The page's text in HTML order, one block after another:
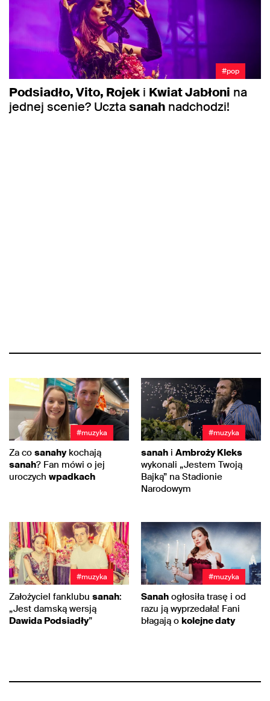
#pop
Podsiadło, Vito, Rojek i Kwiat Jabłoni na
jednej scenie? Ucztasanah nadchodzi!
#muzyka
Za co sanahykochają
sanah? Fan mówi o jej
uroczych wpadkach
#muzyka
sanah i Ambroży Kleks
wykonali „Jestem Twoją
Bajką” na Stadionie
Narodowym
#muzyka
Założyciel fanklubu sanah:
„Jest damską wersją
Dawida Podsiadły”
#muzyka
Sanah ogłosiła trasę i od
razu ją wyprzedała! Fani
błagają o kolejne daty